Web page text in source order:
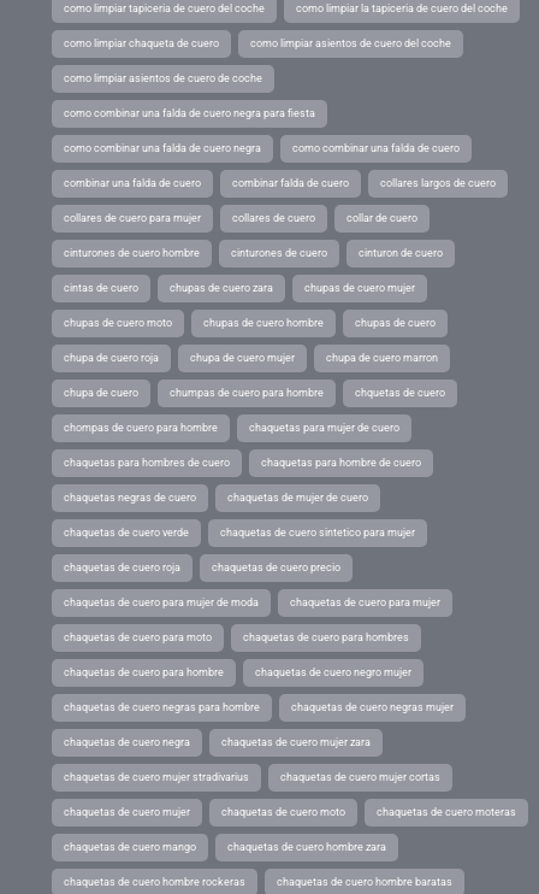
como limpiar tapiceria de cuero del coche como limpiar la tapiceria de cuero del coche
como limpiar chaqueta de cuero como limpiar asientos de cuero del coche
como limpiar asientos de cuero de coche
como combinar una falda de cuero negra para fiesta
como combinar una falda de cuero negra como combinar una falda de cuero
combinar una falda de cuero combinar falda de cuero collares largos de cuero
collares de cuero para mujer collares de cuero collar de cuero
cinturones de cuero hombre cinturones de cuero cinturon de cuero
cintas de cuero chupas de cuero zara chupas de cuero mujer
chupas de cuero moto chupas de cuero hombre chupas de cuero
chupa de cuero roja chupa de cuero mujer chupa de cuero marron
chupa de cuero chumpas de cuero para hombre chquetas de cuero
chompas de cuero para hombre chaquetas para mujer de cuero
chaquetas para hombres de cuero chaquetas para hombre de cuero
chaquetas negras de cuero chaquetas de mujer de cuero
chaquetas de cuero verde chaquetas de cuero sintetico para mujer
chaquetas de cuero roja chaquetas de cuero precio
chaquetas de cuero para mujer de moda chaquetas de cuero para mujer
chaquetas de cuero para moto chaquetas de cuero para hombres
chaquetas de cuero para hombre chaquetas de cuero negro mujer
chaquetas de cuero negras para hombre chaquetas de cuero negras mujer
chaquetas de cuero negra chaquetas de cuero mujer zara
chaquetas de cuero mujer stradivarius chaquetas de cuero mujer cortas
chaquetas de cuero mujer chaquetas de cuero moto chaquetas de cuero moteras
chaquetas de cuero mango chaquetas de cuero hombre zara
chaquetas de cuero hombre rockeras chaquetas de cuero hombre baratas